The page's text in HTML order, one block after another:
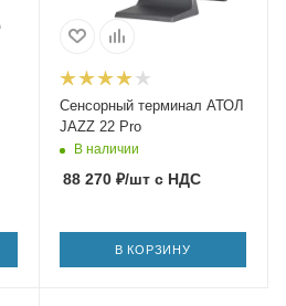
Сенсорный терминал АТОЛ
JAZZ 22 Pro
В наличии
88 270₽/штс НДС
В КОРЗИНУ